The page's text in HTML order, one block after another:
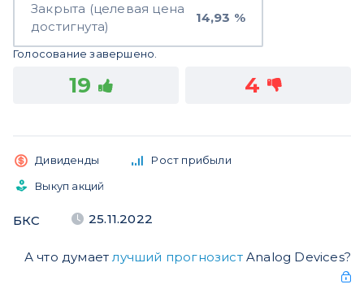
Закрыта (целевая цена
достигнута)
14,93 %
Голосование завершено.
19 4
Дивиденды
Рост прибыли
Выкуп акций
БКС 25.11.2022
А что думаетлучший прогнозистAnalog Devices?